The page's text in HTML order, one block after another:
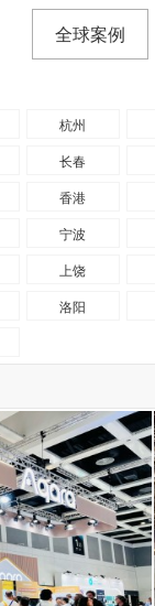
全球案例
杭州
长春
香港
宁波
上饶
洛阳